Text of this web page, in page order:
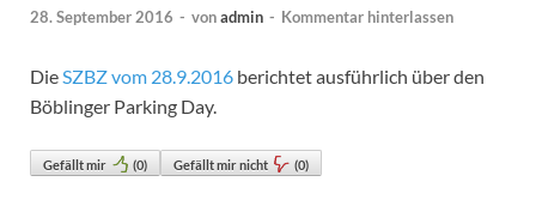
28. September 2016 - vonadmin - Kommentar hinterlassen
DieSZBZ vom 28.9.2016 berichtet ausführlich über den
Böblinger Parking Day.
Gefällt mir (0) Gefällt mir nicht (0)